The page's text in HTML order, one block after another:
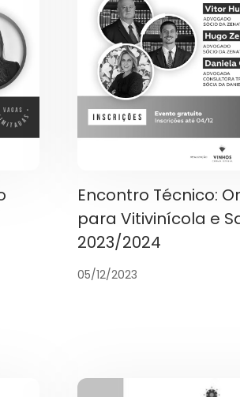
Encontro Técnico:
para Vitivinícola e
2023/2024
05/12/2023